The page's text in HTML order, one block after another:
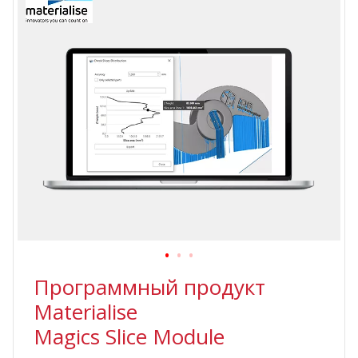
Программный продукт
Materialise
Magics Slice Module